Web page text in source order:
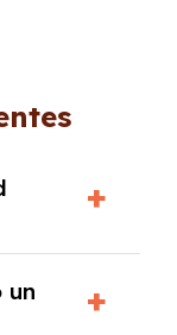
modalidad
para este
un